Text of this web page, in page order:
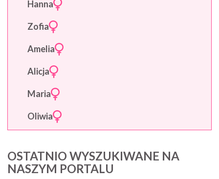
Hanna
Zofia
Amelia
Alicja
Maria
Oliwia
OSTATNIO WYSZUKIWANE NA
NASZYM PORTALU